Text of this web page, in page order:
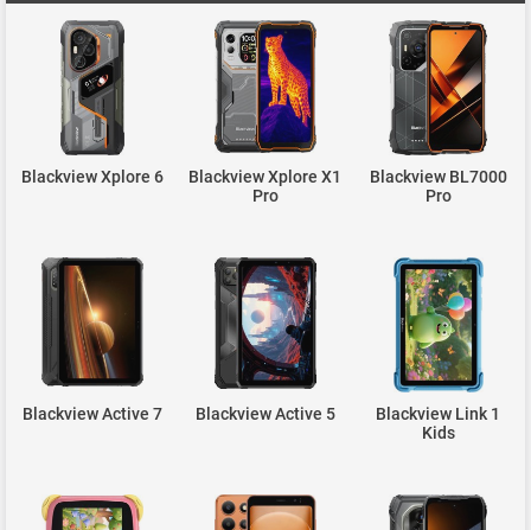
Blackview Xplore 6
Blackview Xplore X1
Pro
Blackview BL7000
Pro
Blackview Active 7 Blackview Active 5
Blackview Link 1
Kids